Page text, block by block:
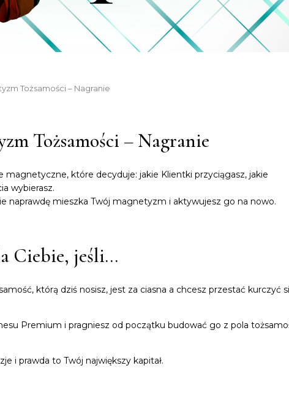
Tożsamości – Nagranie
Tożsamości – Nagranie
magnetyczne, które decyduje: jakie Klientki przyciągasz, jakie
wybierasz.
naprawdę mieszka Twój magnetyzm i aktywujesz go na nowo.
Ciebie, jeśli…
którą dziś nosisz, jest za ciasna a chcesz przestać kurczyć
Premium i pragniesz od początku budować go z pola
i prawda to Twój największy kapitał.